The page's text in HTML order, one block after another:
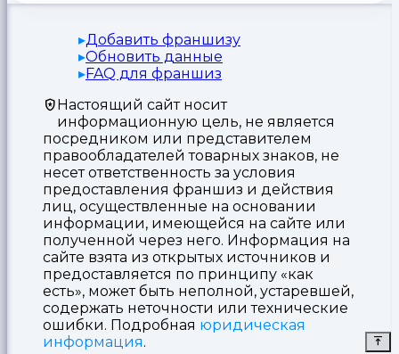
Добавить франшизу
Обновить данные
FAQ для франшиз
Настоящий сайт носит
информационную цель, не является
посредником или представителем
правообладателей товарных знаков, не
несет ответственность за условия
предоставления франшиз и действия
лиц, осуществленные на основании
информации, имеющейся на сайте или
полученной через него. Информация на
сайте взята из открытых источников и
предоставляется по принципу «как
есть», может быть неполной, устаревшей,
содержать неточности или технические
ошибки. Подробная юридическая
информация.